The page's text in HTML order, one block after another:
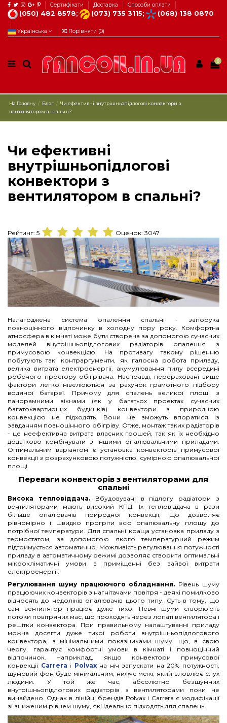
Сертифікати Доставка Способи оплати
(050) 482 8578; (073) 735 3115; (068) 138 0870
Українська Порівняти (0)
0
На Головну Блог
Чи ефективні внутрішньопідлогові конвектори з
вентилятором в спальні?
Чи ефективні
внутрішньопідлогові
конвектори з
вентилятором в спальні?
Рейтинг: 5 Оценок: 3047
Налагоджена система опалення спальні - запорука
повноцінного відпочинку в холодну пору року. Комфортна
атмосфера в кімнаті може бути створена за допомогою сучасних
моделей внутрішньопідлогових радіаторів опалення з
примусовою конвекцією. На противагу такому рішенню
побутують такі контраргументи, як галосна робота приладу,
велика витрата електроенергії, акумулювання пилу всередині
робочого простору обігрівача. Насправді, перераховані вище
фактори легко нівелюються за рахунок грамотного підбору
водяної батареї. Причому для спалень великої площі з
панорамними вікнами (як у багатьох проектах сучасних
багатоквартирних будинків) конвектори з природною
конвекцією не підходять. Вони не зможуть впоратися із
завданням повноцінного обігріву. Отже, монтаж таких радіаторів
- це неефективна витрата власних грошей, так як їх необхідно
додатково комбінувати з іншими опалювальними приладами.
Оптимальним варіантом є установка конвекторів примусової
конвекції з розрахунковою потужністю, сумірною опалювальної
площі.
Переваги конвекторів з вентиляторами для
спальні
Висока тепловіддача. Вбудовувані в підлогу радіатори з
вентиляторами мають високий КПД. Їх тепловіддача в рази
більше опалювачів природної конвекції, що дозволяє
рівномірно і швидко прогріти всю опалювальну площу до
потрібної температури. Для спальні краща установка приладу з
термостатом, за допомогою якого температурний режим
підтримується автоматично. Можливість регулювання потужності
приладу в автоматичному режимі дозволяє створити оптимальні
мікрокліматичні умови в приміщенні без зайвої витрати
електроенергії.
Регулювання шуму працюючого обладнання. Рівень шуму
працюючих конвекторів з нагнітачами повітря - деякі помилково
відносять до недоліків опалювачів цього типу. Суть в тому, що
сам вентилятор працює дуже тихо. Певні шуми створюють
потоки повітряних мас, що проходять через лопаті вентилятора і
решітки конвектора. При правильному налаштуванні приладу
можна досягти дуже тихої роботи внутрішньопідлогового
конвектора, з мінімальними показниками шуму, що, в свою
чергу, гарантує комфортні умови в кімнаті і повноцінний
відпочинок. Наприклад, якщо конвектори примусової
конвекції Carrera і Polvaxна ніч запускати на 20% потужності,
шумовий фон буде мінімальним, нижче межі, який вловлює слух
людини. У той же час, абсолютно безшумних
внутрішньопідлогових радіаторів з вентиляторами поки не
винайдено. Однак в лінійці брендів Polvax і Carrera є модифікації
зі зниженим рівнем шуму, які ідеально підходять для спалень.